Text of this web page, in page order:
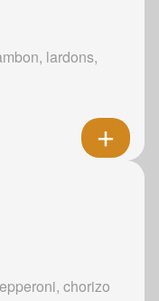
lardons,
chorizo